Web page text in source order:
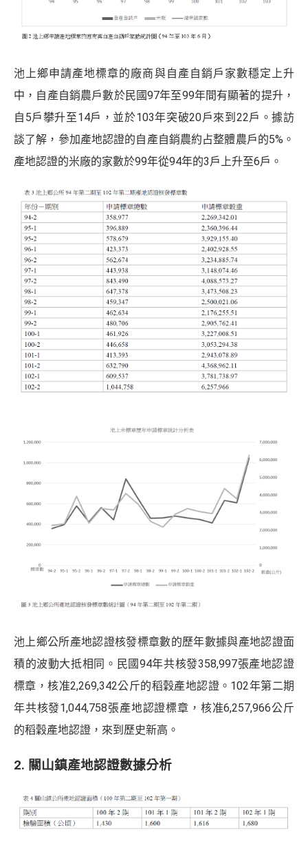
池上鄉申請產地標章的廠商與自產自銷戶家數穩定上升
中，自產自銷農戶數於民國97年至99年間有顯著的提升，
自5戶攀升至14戶，並於103年突破20戶來到22戶。據訪
談了解，參加產地認證的自產自銷農約占整體農戶的5%。
產地認證的米廠的家數於99年從94年的3戶上升至6戶。
池上鄉公所產地認證核發標章數的歷年數據與產地認證面
積的波動大抵相同。民國94年共核發358,997張產地認證
標章，核准2,269,342公斤的稻穀產地認證。102年第二期
年共核發1,044,758張產地認證標章，核准6,257,966公斤
的稻穀產地認證，來到歷史新高。
2. 關山鎮產地認證數據分析